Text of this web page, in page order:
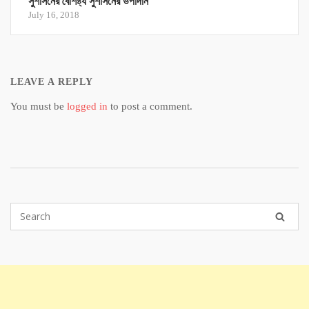
July 16, 2018
LEAVE A REPLY
You must be logged in to post a comment.